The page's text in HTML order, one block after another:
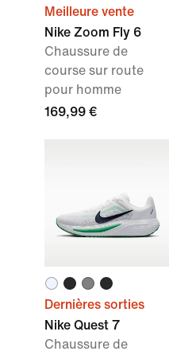
Meilleure vente
Nike Zoom Fly 6
Chaussure de
course sur route
pour homme
169,99 €
Dernières sorties
Nike Quest 7
Chaussure de